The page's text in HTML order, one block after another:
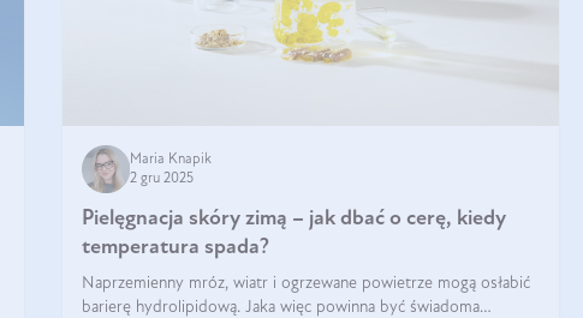
Maria Knapik
2 gru 2025
Pielęgnacja skóry zimą – jak dbać o cerę, kiedy
temperatura spada?
Naprzemienny mróz, wiatr i ogrzewane powietrze mogą osłabić
barierę hydrolipidową. Jaka więc powinna być świadoma